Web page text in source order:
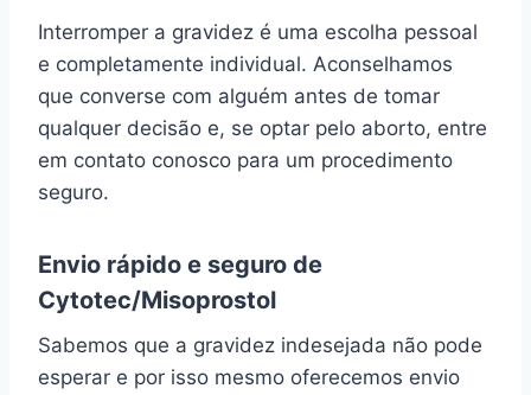
Interromper a gravidez é uma escolha pessoal
e completamente individual. Aconselhamos
que converse com alguém antes de tomar
qualquer decisão e, se optar pelo aborto, entre
em contato conosco para um procedimento
seguro.
Envio rápido e seguro de
Cytotec/Misoprostol
Sabemos que a gravidez indesejada não pode
esperar e por isso mesmo oferecemos envio